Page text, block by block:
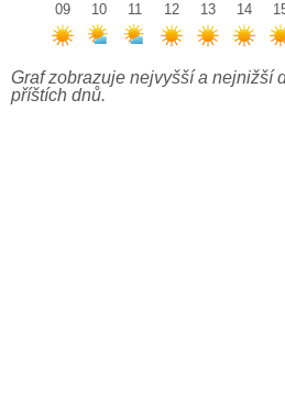
09
10
11
12
13
14
Graf zobrazuje nejvyšší a nejnižší
příštích dnů.